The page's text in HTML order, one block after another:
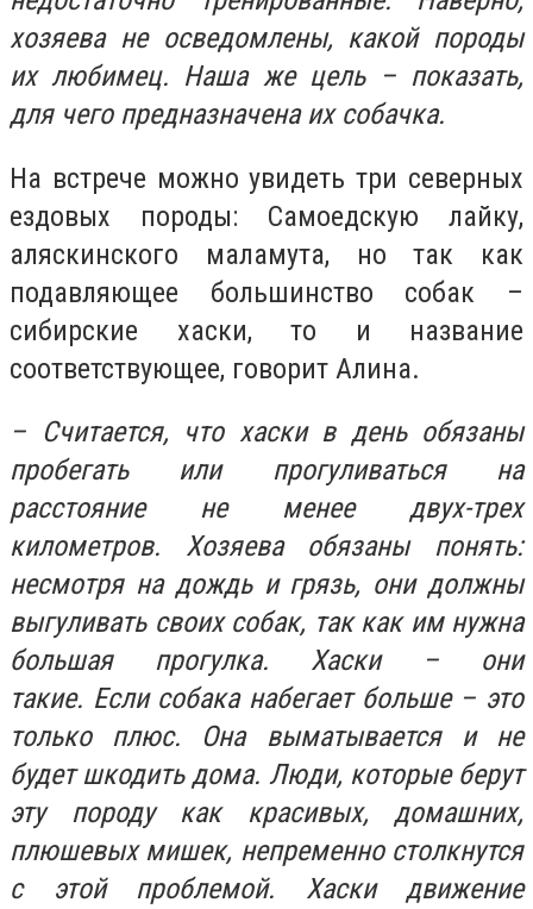
хозяева не осведомлены, какой породы
их любимец. Наша же цель – показать,
для чего предназначена их собачка.
На встрече можно увидеть три северных
ездовых породы: Самоедскую лайку,
аляскинского маламута, но так как
подавляющее большинство собак –
сибирские хаски, то и название
соответствующее, говорит Алина.
– Считается, что хаски в день обязаны
пробегать или прогуливаться на
расстояние не менее двух-трех
километров. Хозяева обязаны понять:
несмотря на дождь и грязь, они должны
выгуливать своих собак, так как им нужна
большая прогулка.
Хаски – они
такие. Если собака набегает больше – это
только плюс. Она выматывается и не
будет шкодить дома. Люди, которые берут
эту породу как красивых, домашних,
плюшевых мишек, непременно столкнутся
с этой проблемой. Хаски движение